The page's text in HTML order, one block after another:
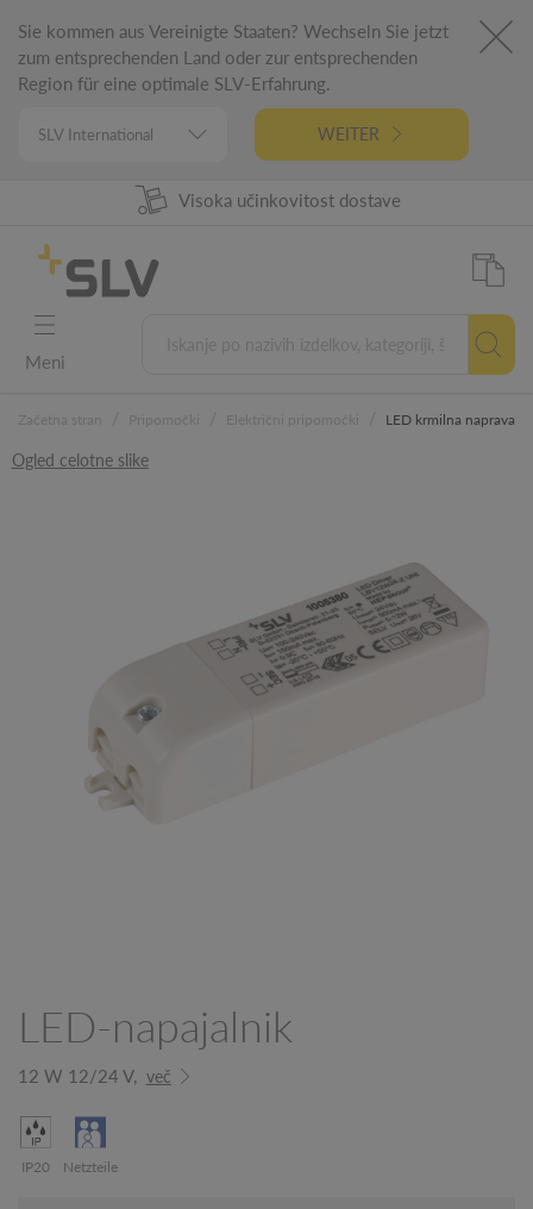
Sie kommen aus Vereinigte Staaten? Wechseln Sie jetzt
zum entsprechenden Land oder zur entsprechenden
Region für eine optimale SLV-Erfahrung.
WEITER
98% Razpoložljivost izdelkov
Visoka učinkovitost dostave
5 letna garancija
Nemški inžiniring
Meni
LED krmilna naprava
Ogled celotne slike
LED-napajalnik
12 W 12/24 V, več
IP20 Netzteile